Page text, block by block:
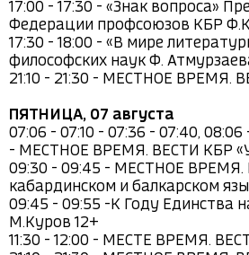
17:00 - 17:30 - «Знак вопроса»
Федерации профсоюзов КБР
17:30 - 18:00 - «В мире
философских наук Ф.
21:10 - 21:30 - МЕСТНОЕ ВРЕМЯ.
ПЯТНИЦА, 07 августа
07:06 - 07:10 - 07:36 - 07:40, 08:06
- МЕСТНОЕ ВРЕМЯ. ВЕСТИ КБР
09:30 - 09:45 - МЕСТНОЕ ВРЕМЯ.
кабардинском и балкарском
09:45 - 09:55 -К Году Единства
М.Куров 12+
11:30 - 12:00 - МЕСТЕ ВРЕМЯ.